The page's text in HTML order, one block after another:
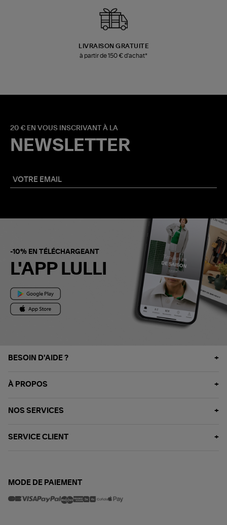
LIVRAISON GRATUITE
à partir de 150 € d'achat*
20 € EN VOUS INSCRIVANT À LA
NEWSLETTER
-10% EN TÉLÉCHARGEANT
L'APP LULLI
BESOIN D'AIDE ?
À PROPOS
NOS SERVICES
SERVICE CLIENT
MODE DE PAIEMENT